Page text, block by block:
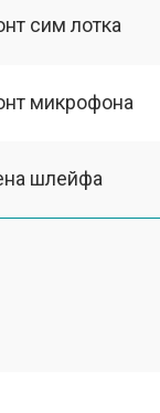
сим лотка
микрофона
шлейфа